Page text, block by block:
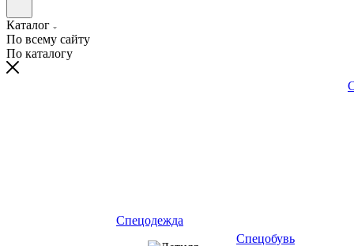
Каталог
По всему сайту
По каталогу
Спецодежда
Спецобувь